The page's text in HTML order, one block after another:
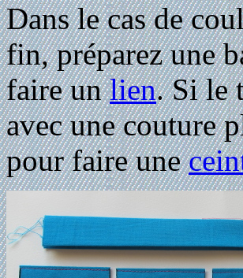
Dans le cas de
fin, préparez une
faire unlien. Si le
avec une couture
pour faire une